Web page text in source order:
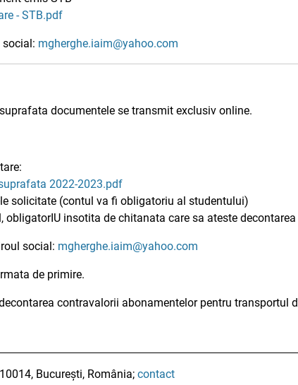
- STB.pdf
social: mgherghe.iaim@yahoo.com
documentele se transmit exclusiv online.
2022-2023.pdf
solicitate (contul va fi obligatoriu al studentului)
obligatorIU insotita de chitanata care sa ateste
social: mgherghe.iaim@yahoo.com
de primire.
contravalorii abonamentelor pentru transportul
București, România; contact